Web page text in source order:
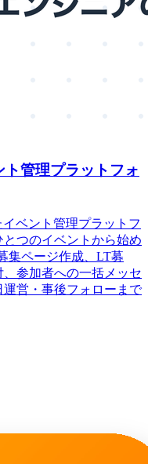
管理プラットフォ
ベント管理プラットフ
つのイベントから始め
集ページ作成、LT募
参加者への一括メッセ
営・事後フォローまで